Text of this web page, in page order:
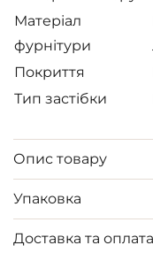
Матеріал
фурнітури
Покриття
Тип застібки
Опис товару
Упаковка
Доставка та оплата